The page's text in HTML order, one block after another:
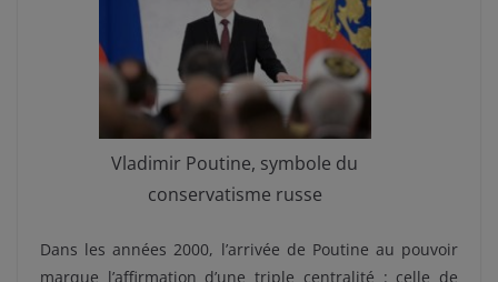
Vladimir Poutine, symbole du
conservatisme russe
Dans les années 2000, l’arrivée de Poutine au pouvoir
marque l’affirmation d’une triple centralité : celle de